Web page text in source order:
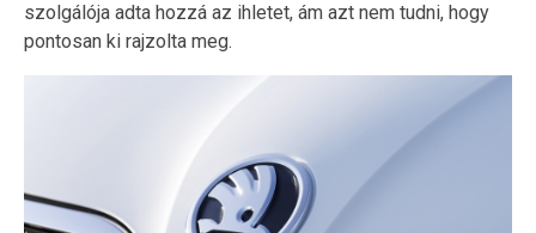
szolgálója adta hozzá az ihletet, ám azt nem tudni, hogy
pontosan ki rajzolta meg.